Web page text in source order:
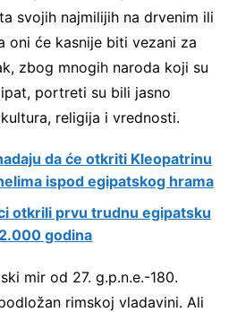
svojih najmilijih na drvenim ili
oni će kasnije biti vezani za
zbog mnogih naroda koji su
portreti su bili jasno
religija i vrednosti.
da će otkriti Kleopatrinu
ispod egipatskog hrama
otkrili prvu trudnu egipatsku
godina
mir od 27. g.p.n.e.-180.
rimskoj vladavini. Ali